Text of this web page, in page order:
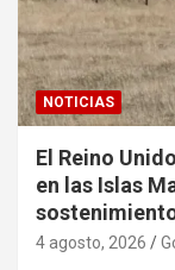
NOTICIAS
El Reino
en las Islas
4 agosto, 2026